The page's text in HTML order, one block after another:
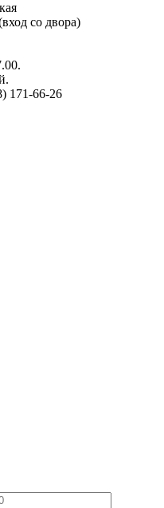
со двора)
171-66-26